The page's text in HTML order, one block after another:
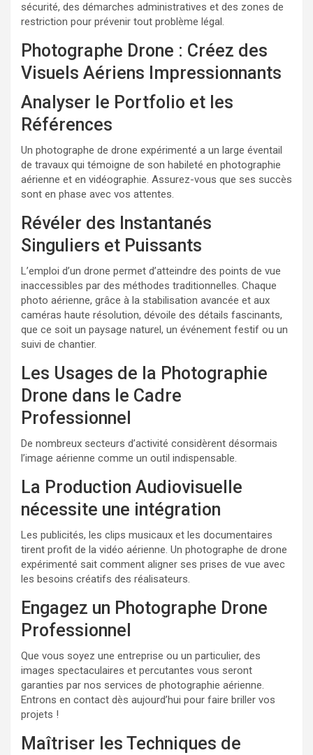
sécurité, des démarches administratives et des zones de
restriction pour prévenir tout problème légal.
Photographe Drone : Créez des
Visuels Aériens Impressionnants
Analyser le Portfolio et les
Références
Un photographe de drone expérimenté a un large éventail
de travaux qui témoigne de son habileté en photographie
aérienne et en vidéographie. Assurez-vous que ses succès
sont en phase avec vos attentes.
Révéler des Instantanés
Singuliers et Puissants
L’emploi d’un drone permet d’atteindre des points de vue
inaccessibles par des méthodes traditionnelles. Chaque
photo aérienne, grâce à la stabilisation avancée et aux
caméras haute résolution, dévoile des détails fascinants,
que ce soit un paysage naturel, un événement festif ou un
suivi de chantier.
Les Usages de la Photographie
Drone dans le Cadre
Professionnel
De nombreux secteurs d’activité considèrent désormais
l’image aérienne comme un outil indispensable.
La Production Audiovisuelle
nécessite une intégration
Les publicités, les clips musicaux et les documentaires
tirent profit de la vidéo aérienne. Un photographe de drone
expérimenté sait comment aligner ses prises de vue avec
les besoins créatifs des réalisateurs.
Engagez un Photographe Drone
Professionnel
Que vous soyez une entreprise ou un particulier, des
images spectaculaires et percutantes vous seront
garanties par nos services de photographie aérienne.
Entrons en contact dès aujourd’hui pour faire briller vos
projets !
Maîtriser les Techniques de